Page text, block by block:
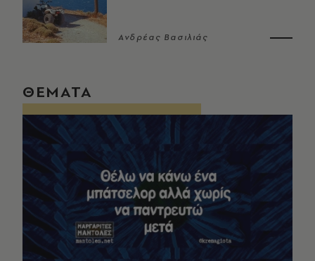
Ανδρέας Βασιλιάς
ΘΕΜΑΤΑ